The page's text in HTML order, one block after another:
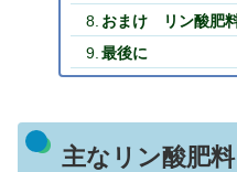
おまけ リン酸肥
最後に
主なリン酸肥料